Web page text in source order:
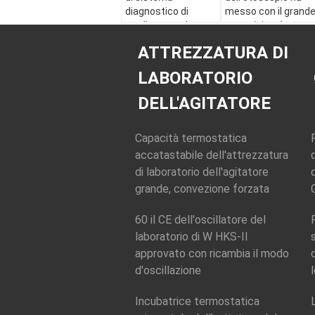
diagnostico di
rendimento elevato,
dell'oftalmoscopio
messo con il grande
punto/piccola
dell'illuminazione
ATTREZZATURA DI
LABORATORIO
DELL'AGITATORE
Capacità termostatica
accatastabile dell'attrezzatura
di laboratorio dell'agitatore
grande, convezione forzata
60 il CE dell'oscillatore del
laboratorio di W HKS-II
approvato con ricambia il modo
d'oscillazione
Incubatrice termostatica